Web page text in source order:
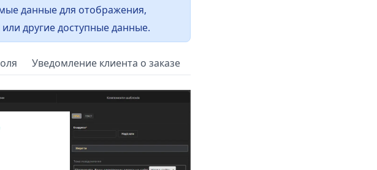
данные для отображения,
или другие доступные данные.
Уведомление клиента о заказе